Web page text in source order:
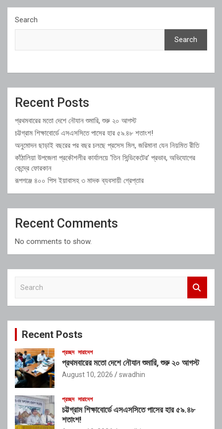
Search
Search
Recent Posts
প্রথমবারের মতো দেশে নৌযান শুমারি, শুরু ২০ আগস্ট
চট্টগ্রাম শিক্ষাবোর্ডে এসএসসিতে পাসের হার ৫৯.৪৮ শতাংশ!
অনুমোদন ছাড়াই বছরের পর বছর চলছে প্রসেস মিল, জরিমানা যেন নিয়মিত রীতি
কাঁঠালিয়া উপজেলা প্রকৌশলীর কার্যালয়ে ‘তিন সিন্ডিকেটের’ প্রভাব, অভিযোগের
কেন্দ্রে ফোরকান
রূপগঞ্জে ৪০০ পিস ইয়াবাসহ ৩ মাদক ব্যবসায়ী গ্রেপ্তার
Recent Comments
No comments to show.
c
Recent Posts
প্রচ্ছদ সারাদেশ
প্রথমবারের মতো দেশে নৌযান শুমারি, শুরু ২০ আগস্ট
August 10, 2026 swadhin
প্রচ্ছদ সারাদেশ
চট্টগ্রাম শিক্ষাবোর্ডে এসএসসিতে পাসের হার ৫৯.৪৮
শতাংশ!